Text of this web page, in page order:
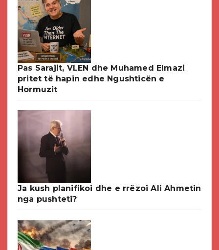
Pas Sarajit, VLEN dhe Muhamed Elmazi
pritet të hapin edhe Ngushticën e
Hormuzit
Ja kush planifikoi dhe e rrëzoi Ali Ahmetin
nga pushteti?